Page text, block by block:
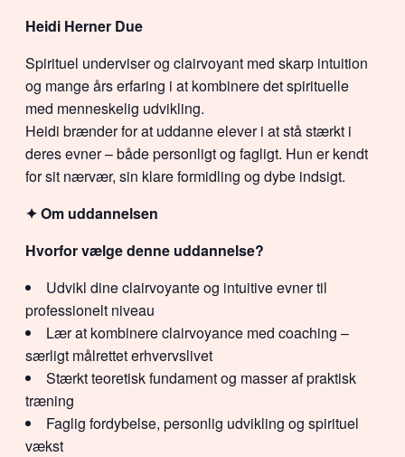
Heidi Herner Due
Spirituel underviser og clairvoyant med skarp intuition
og mange års erfaring i at kombinere det spirituelle
med menneskelig udvikling.
Heidi brænder for at uddanne elever i at stå stærkt i
deres evner – både personligt og fagligt. Hun er kendt
for sit nærvær, sin klare formidling og dybe indsigt.
✦ Om uddannelsen
Hvorfor vælge denne uddannelse?
Udvikl dine clairvoyante og intuitive evner til
professionelt niveau
Lær at kombinere clairvoyance med coaching –
særligt målrettet erhvervslivet
Stærkt teoretisk fundament og masser af praktisk
træning
Faglig fordybelse, personlig udvikling og spirituel
vækst